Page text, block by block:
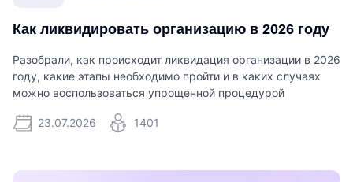
Как ликвидировать организацию в 2026 году
Разобрали, как происходит ликвидация организации в 2026
году, какие этапы необходимо пройти и в каких случаях
можно воспользоваться упрощенной процедурой
23.07.2026 1401